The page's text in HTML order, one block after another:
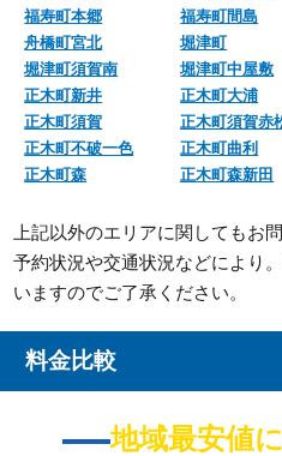
福寿町本郷
福寿町間島
舟橋町宮北
堀津町
堀津町須賀南
堀津町中屋敷
正木町新井
正木町大浦
正木町須賀
正木町須賀赤
正木町不破一色
正木町曲利
正木町森
正木町森新田
上記以外のエリアに関してもお
予約状況や交通状況などにより
いますのでご了承ください。
料金比較
地域最安値